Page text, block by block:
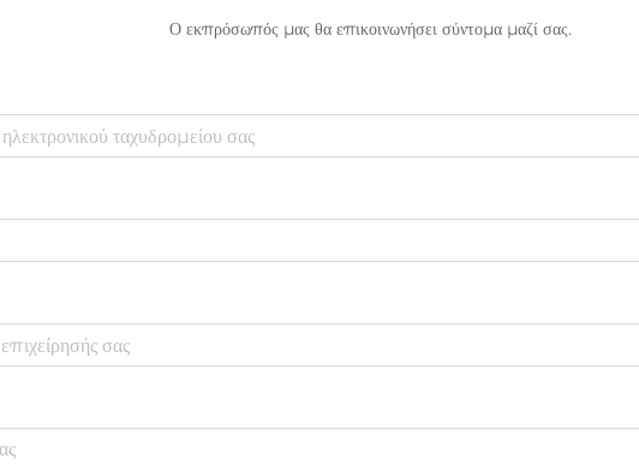
Ο εκπρόσωπός μας θα επικοινωνήσει σύντομα μαζί σας.